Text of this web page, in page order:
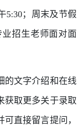
5:30；周末及节假
业招生老师面对面
的文字介绍和在线
获取更多关于录取
直接留言提问，